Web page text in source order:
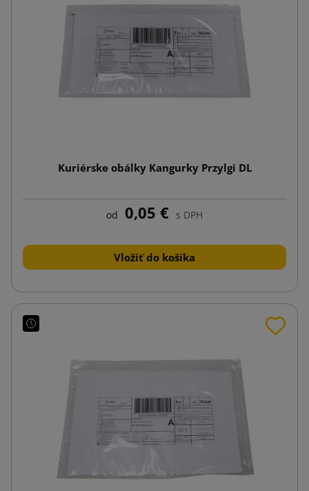
Kuriérske obálky Kangurky Przylgi DL
od 0,05 € s DPH
Vložiť do košíka